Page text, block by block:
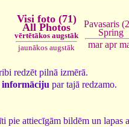
Visi foto (71)
All Photos
vērtētākos augstāk
jaunākos augstāk
Pavasaris
Spring
mar apr
redzēt pilnā izmērā.
informāciju par tajā redzamo.
pie attiecīgām bildēm un lapas